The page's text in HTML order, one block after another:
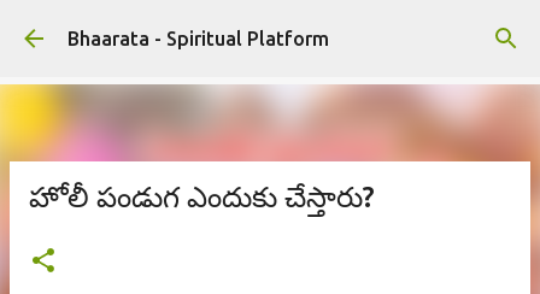
ప్రధాన కంటెంట్‌కు దాటవేయి
Bhaarata - Spiritual Platform
హోలీ పండుగ ఎందుకు చేస్తారు?